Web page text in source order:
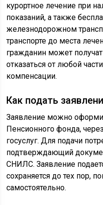
курортное лечение при
показаний, а также
железнодорожном
транспорте до места
гражданин может
отказаться от любой
компенсации.
Как подать
Заявление можно
Пенсионного фонда,
госуслуг. Для подачи
подтверждающий
СНИЛС. Заявление
сохраняется до тех пор,
самостоятельно.